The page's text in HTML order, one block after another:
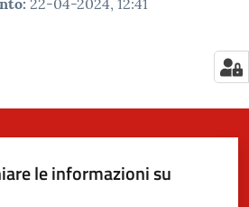
le informazioni su